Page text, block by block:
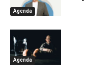
Agenda
Agenda